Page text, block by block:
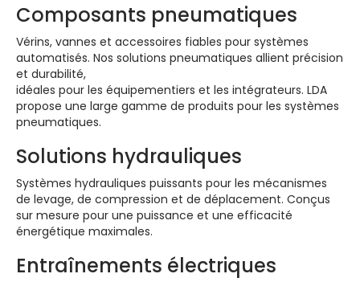
Composants pneumatiques
Vérins, vannes et accessoires fiables pour systèmes
automatisés. Nos solutions pneumatiques allient précision
et durabilité,
idéales pour les équipementiers et les intégrateurs. LDA
propose une large gamme de produits pour les systèmes
pneumatiques.
Solutions hydrauliques
Systèmes hydrauliques puissants pour les mécanismes
de levage, de compression et de déplacement. Conçus
sur mesure pour une puissance et une efficacité
énergétique maximales.
Entraînements électriques